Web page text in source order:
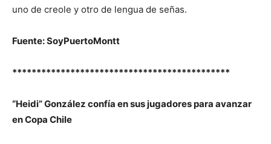
uno de creole y otro de lengua de señas.
Fuente: SoyPuertoMontt
*********************************************
“Heidi” González confía en sus jugadores para avanzar
en Copa Chile